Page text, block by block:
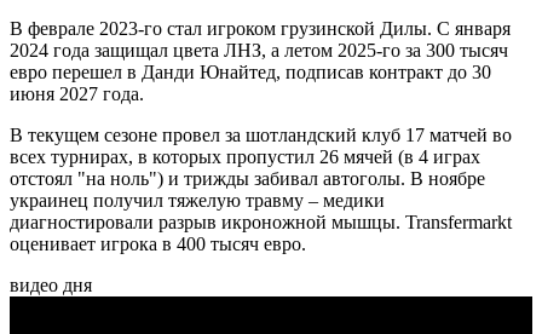
В феврале 2023-го стал игроком грузинской Дилы. С января
2024 года защищал цвета ЛНЗ, а летом 2025-го за 300 тысяч
евро перешел в Данди Юнайтед, подписав контракт до 30
июня 2027 года.
В текущем сезоне провел за шотландский клуб 17 матчей во
всех турнирах, в которых пропустил 26 мячей (в 4 играх
отстоял "на ноль") и трижды забивал автоголы. В ноябре
украинец получил тяжелую травму – медики
диагностировали разрыв икроножной мышцы. Transfermarkt
оценивает игрока в 400 тысяч евро.
видео дня